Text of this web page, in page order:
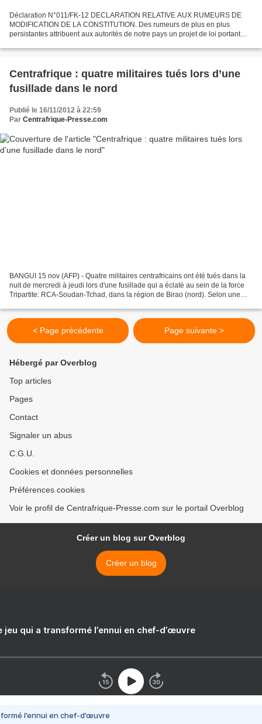
Déclaration N°011/FK-12 DECLARATION RELATIVE AUX RUMEURS DE
MODIFICATION DE LA CONSTITUTION. Des rumeurs de plus en plus
persistantes attribuent aux autorités de notre pays un projet de loi portant
Centrafrique : quatre militaires tués lors d’une
fusillade dans le nord
Publié le 16/11/2012 à 22:59
Par Centrafrique-Presse.com
BANGUI 15 nov (AFP) - Quatre militaires centrafricains ont été tués dans la
nuit de mercredi à jeudi lors d'une fusillade qui a éclaté au sein de la force
Tripartite: RCA-Soudan-Tchad, dans la région de Birao (nord). Selon une
< Page précédente Page suivante >
Hébergé par Overblog
Top articles
Pages
Contact
Signaler un abus
C.G.U.
Cookies et données personnelles
Préférences cookies
Voir le profil de Centrafrique-Presse.com sur le portail Overblog
Créer un blog sur Overblog
Créer un blog
jeu qui a transformé l’ennui en chef-d’œuvre
l’ennui en chef-d’œuvre